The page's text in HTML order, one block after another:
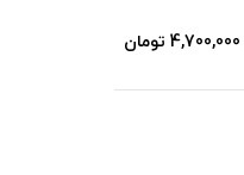
4,700,000 تومان